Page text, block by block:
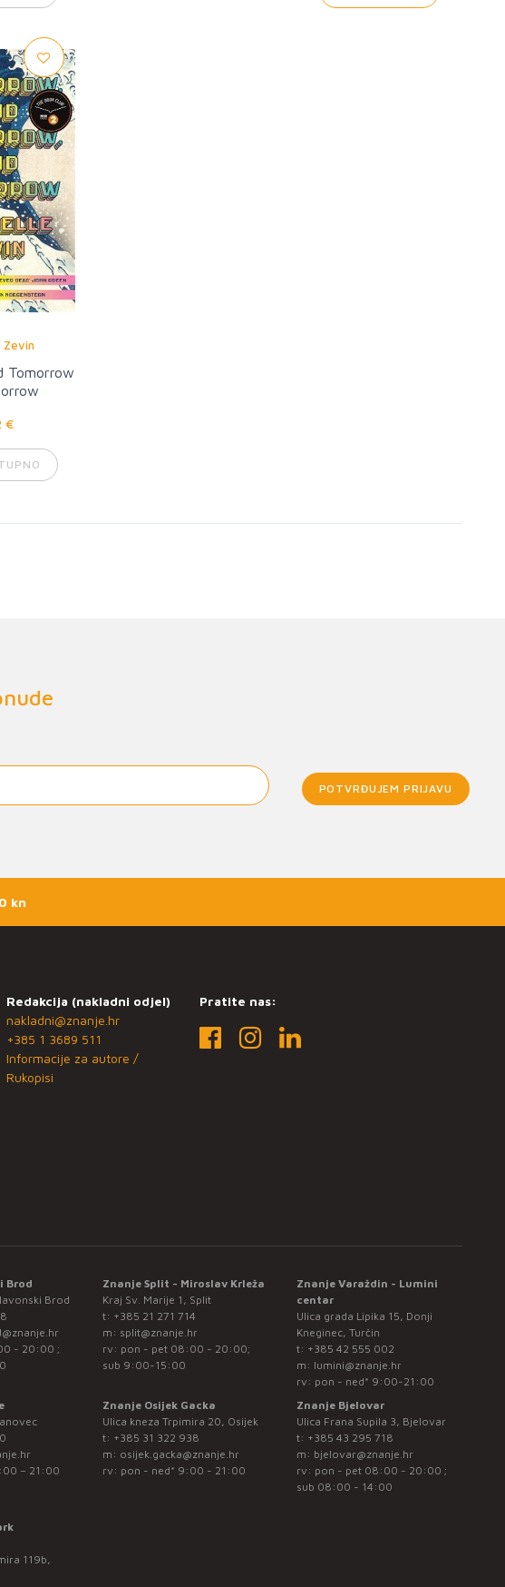
Zevin
Tomorrow
€
POTVRĐUJEM PRIJAVU
kn
Redakcija (nakladni odjel)
nakladni@znanje.hr
+385 1 3689 511
Informacije za autore /
Rukopisi
Pratite nas:
Brod
Brod
- 20:00 ;
Znanje Split - Miroslav Krleža
Kraj Sv. Marije 1, Split
t: +385 21 271 714
m: split@znanje.hr
rv: pon - pet 08:00 - 20:00;
sub 9:00-15:00
Znanje Varaždin - Lumini
centar
Ulica grada Lipika 15, Donji
Kneginec, Turčin
t: +385 42 555 002
m: lumini@znanje.hr
rv: pon - ned* 9:00-21:00
– 21:00
Znanje Osijek Gacka
Ulica kneza Trpimira 20, Osijek
t: +385 31 322 938
m: osijek.gacka@znanje.hr
rv: pon - ned* 9:00 - 21:00
Znanje Bjelovar
Ulica Frana Supila 3, Bjelovar
t: +385 43 295 718
m: bjelovar@znanje.hr
rv: pon - pet 08:00 - 20:00 ;
sub 08:00 - 14:00
119b,